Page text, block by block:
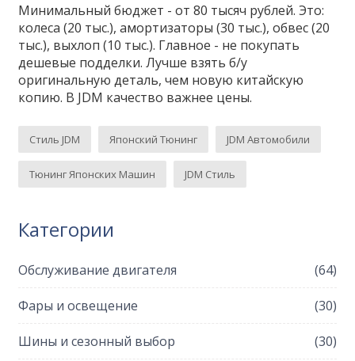
Минимальный бюджет - от 80 тысяч рублей. Это:
колеса (20 тыс.), амортизаторы (30 тыс.), обвес (20
тыс.), выхлоп (10 тыс.). Главное - не покупать
дешевые подделки. Лучше взять б/у
оригинальную деталь, чем новую китайскую
копию. В JDM качество важнее цены.
Стиль JDM Японский Тюнинг JDM Автомобили
Тюнинг Японских Машин JDM Стиль
Категории
Обслуживание двигателя (64)
Фары и освещение (30)
Шины и сезонный выбор (30)